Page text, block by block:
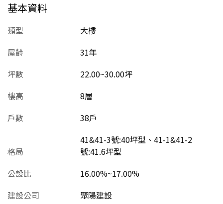
基本資料
類型
大樓
屋齡
31年
坪數
22.00~30.00坪
樓高
8層
戶數
38戶
格局
41&41-3號:40坪型、41-1&41-2
號:41.6坪型
公設比
16.00%~17.00%
建設公司
聚陽建設